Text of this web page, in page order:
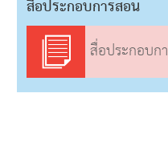
สื่อประกอบการสอน
สื่อประกอบการส